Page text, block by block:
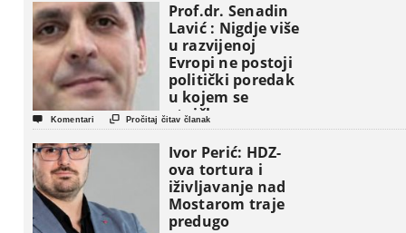
Prof.dr. Senadin
Lavić : Nigdje više
u razvijenoj
Evropi ne postoji
politički poredak
u kojem se
etničke grupe
pojavljuju kao
osnovne
političke jedinice
 Komentari  Pročitaj čitav članak
Ivor Perić: HDZ-
ova tortura i
iživljavanje nad
Mostarom traje
predugo